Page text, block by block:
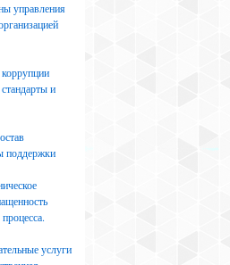
управления
и
поддержки
услуги